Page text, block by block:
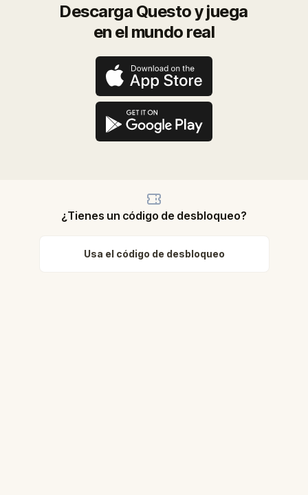
Descarga Questo y juega
en el mundo real
¿Tienes un código de desbloqueo?
Usa el código de desbloqueo